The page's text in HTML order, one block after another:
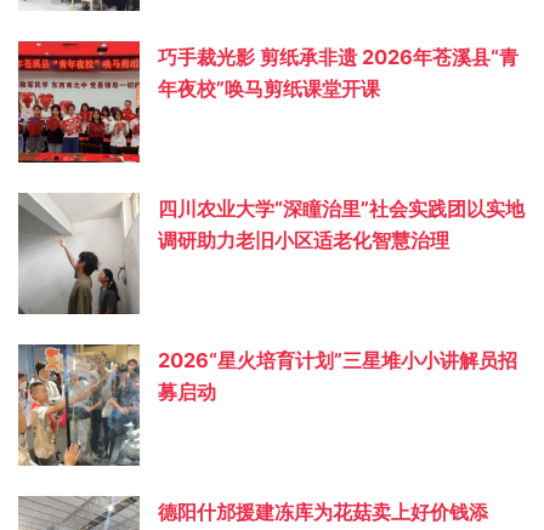
巧手裁光影 剪纸承非遗 2026年苍溪县“青
年夜校”唤马剪纸课堂开课
四川农业大学“深瞳治里”社会实践团以实地
调研助力老旧小区适老化智慧治理
2026“星火培育计划”三星堆小小讲解员招
募启动
德阳什邡援建冻库为花菇卖上好价钱添